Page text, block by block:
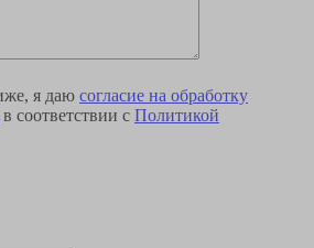
я даю согласие на обработку
в соответствии с Политикой